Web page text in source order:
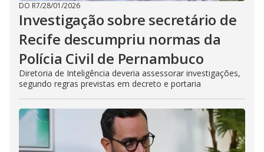
DO R7/28/01/2026
Investigação sobre secretário de
Recife descumpriu normas da
Polícia Civil de Pernambuco
Diretoria de Inteligência deveria assessorar investigações,
segundo regras previstas em decreto e portaria